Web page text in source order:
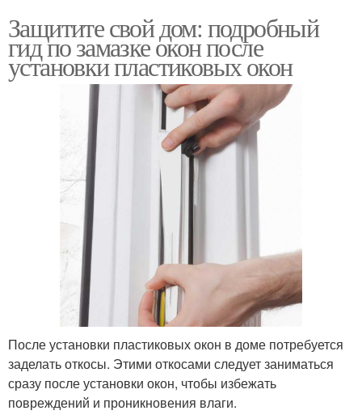
Защитите свой дом: подробный
гид по замазке окон после
установки пластиковых окон
После установки пластиковых окон в доме потребуется
заделать откосы. Этими откосами следует заниматься
сразу после установки окон, чтобы избежать
повреждений и проникновения влаги.